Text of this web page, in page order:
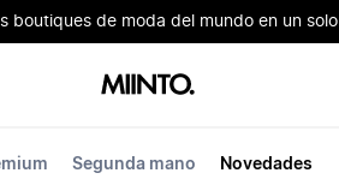
boutiques de moda del mundo en un
Segunda mano Novedades